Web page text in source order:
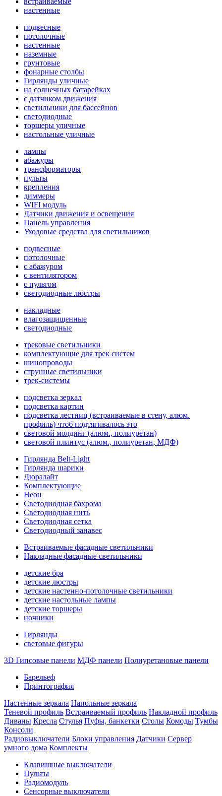
настенные
подвесные
потолочные
настенные
наземные
грунтовые
фонарные столбы
Гирлянды уличные
на солнечных батарейках
с датчиком движения
светильники для бассейнов
светодиодные
торшеры уличные
настольные уличные
лампы
абажуры
трансформаторы
пульты
крепления
диммеры
WIFI модуль
Датчики движения и освещения
Панель управления
Уходовые средства для светильников
подвесные
потолочные
с абажуром
с вентилятором
с пультом
светодиодные люстры
накладные
влагозащищенные
светодиодные
трековые светильники
комплектующие для трек систем
шинопроводы
струнные светильники
трек-системы
подсветка зеркал
подсветка картин
подсветка лестниц (встраиваемые в стену, алюм.
профиль) чтоб подтягивалось это
световой молдинг (алюм., полиуретан)
световой плинтус (алюм., полиуретан, МДФ)
Гирлянда Belt-Light
Гирлянда шарики
Дюралайт
Комплектующие
Неон
Светодиодная бахрома
Светодиодная нить
Светодиодная сетка
Светодиодный занавес
Встраиваемые фасадные светильники
Накладные фасадные светильники
детские бра
детские люстры
детские настенно-потолочные светильники
детские настольные лампы
детские торшеры
ночники
Гирлянды
световые фигуры
3D Гипсовые панели МДФ панели Полиуретановые панели
Барельеф
Принтография
Настенные зеркала Напольные зеркала
Теневой профиль Встраиваемый профиль Накладной профиль
Диваны Кресла Стулья Пуфы, банкетки Столы Комоды Тумбы
Консоли
Радиовыключатели Блоки управления Датчики Сервер
умного дома Комплекты
Клавишные выключатели
Пульты
Радиомодуль
Сенсорные выключатели